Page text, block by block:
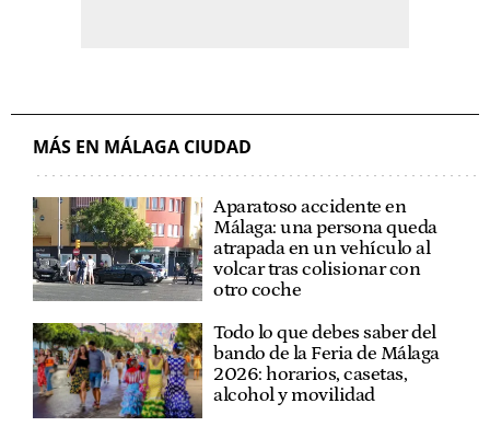
MÁS EN MÁLAGA CIUDAD
Aparatoso accidente en
Málaga: una persona queda
atrapada en un vehículo al
volcar tras colisionar con
otro coche
Todo lo que debes saber del
bando de la Feria de Málaga
2026: horarios, casetas,
alcohol y movilidad